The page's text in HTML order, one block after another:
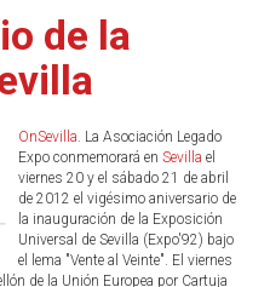
de la
OnSevilla. La Asociación Legado
Expo conmemorará en Sevilla el
viernes 20 y el sábado 21 de abril
de 2012 el vigésimo aniversario de
la inauguración de la Exposición
Universal de Sevilla (Expo'92) bajo
el lema "Vente al Veinte". El viernes
de la Unión Europea por Cartuja